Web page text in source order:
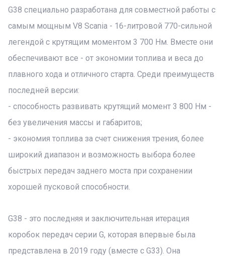
G38 специально разработана для совместной работы с
самым мощным V8 Scania - 16-литровой 770-сильной
легендой с крутящим моментом 3 700 Нм. Вместе они
обеспечивают все - от экономии топлива и веса до
плавного хода и отличного старта. Среди преимуществ
последней версии:
- способность развивать крутящий момент 3 800 Нм -
без увеличения массы и габаритов;
- экономия топлива за счет снижения трения, более
широкий диапазон и возможность выбора более
быстрых передач заднего моста при сохранении
хорошей пусковой способности.
G38 - это последняя и заключительная итерация
коробок передач серии G, которая впервые была
представлена в 2019 году (вместе с G33). Она